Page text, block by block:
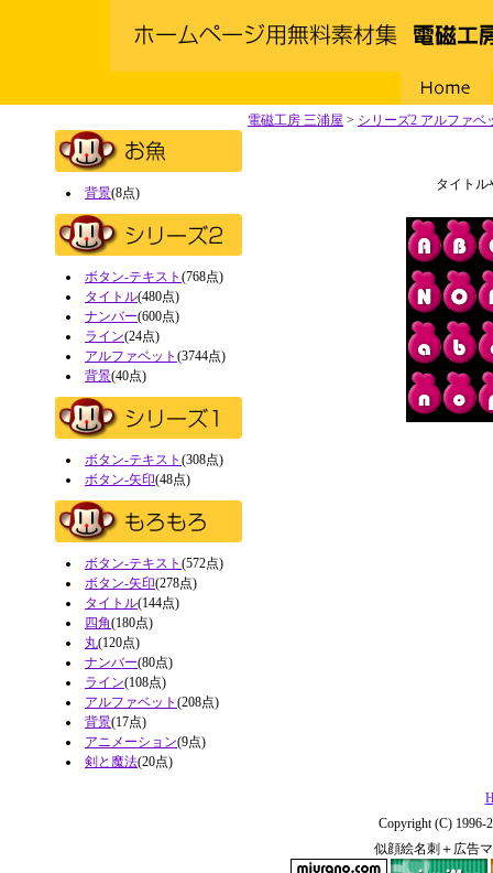
Home
背景(8点)
ボタン-テキスト (768点)
タイトル(480点)
ナンバー(600点)
ライン(24点)
アルファベット (3744点)
背景(40点)
ボタン-テキスト (308点)
ボタン-矢印(48点)
ボタン-テキスト (572点)
ボタン-矢印(278点)
タイトル(144点)
四角(180点)
丸(120点)
ナンバー(80点)
ライン(108点)
アルファベット (208点)
背景(17点)
アニメーション(9点)
剣と魔法(20点)
電磁工房 三浦屋 > シリーズ2 アルファベ
タイトル
Copyright (C) 1996-
似顔絵名刺＋広告